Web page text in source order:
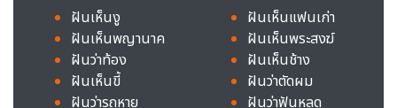
ฝันเห็นงู
ฝันเห็นพญานาค
ฝันว่าท้อง
ฝันเห็นขี้
ฝันว่ารถหาย
ฝันเห็นแฟนเก่า
ฝันเห็นพระสงฆ์
ฝันเห็นช้าง
ฝันว่าตัดผม
ฝันว่าฟันหลุด